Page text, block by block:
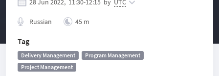
28 Jun 2022, 11:30-12:15 by UTC
Russian 45 m
Tag
Delivery Management
Program Management
Project Management